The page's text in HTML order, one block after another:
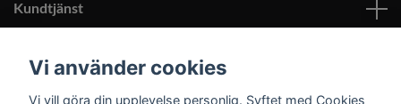
Kundtjänst
Läs mer
Vi använder cookies
Vi vill göra din upplevelse personlig. Syftet med Cookies